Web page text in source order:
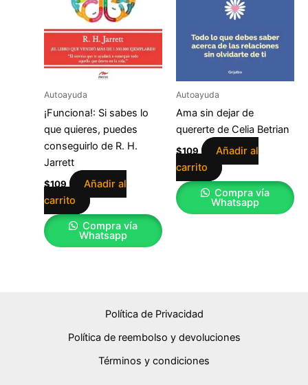
Autoayuda
¡Funciona!: Si sabes lo
que quieres, puedes
conseguirlo de R. H.
Jarrett
$109
Añadir al
carrito
Compra vía
Whatsapp
Autoayuda
Ama sin dejar de
quererte de Celia Betrian
$109
Añadir al
carrito
Compra vía
Whatsapp
Política de Privacidad
Política de reembolso y devoluciones
Términos y condiciones